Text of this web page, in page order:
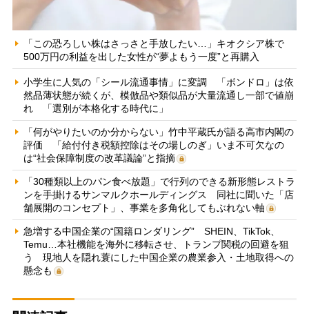
「この恐ろしい株はさっさと手放したい…」キオクシア株で
500万円の利益を出した女性が“夢よもう一度”と再購入
小学生に人気の「シール流通事情」に変調 「ボンドロ」は依
然品薄状態が続くが、模倣品や類似品が大量流通し一部で値崩
れ 「選別が本格化する時代に」
「何がやりたいのか分からない」竹中平蔵氏が語る高市内閣の
評価 「給付付き税額控除はその場しのぎ」いま不可欠なの
は“社会保障制度の改革議論”と指摘
「30種類以上のパン食べ放題」で行列のできる新形態レストラ
ンを手掛けるサンマルクホールディングス 同社に聞いた「店
舗展開のコンセプト」、事業を多角化してもぶれない軸
急増する中国企業の“国籍ロンダリング” SHEIN、TikTok、
Temu…本社機能を海外に移転させ、トランプ関税の回避を狙
う 現地人を隠れ蓑にした中国企業の農業参入・土地取得への
懸念も